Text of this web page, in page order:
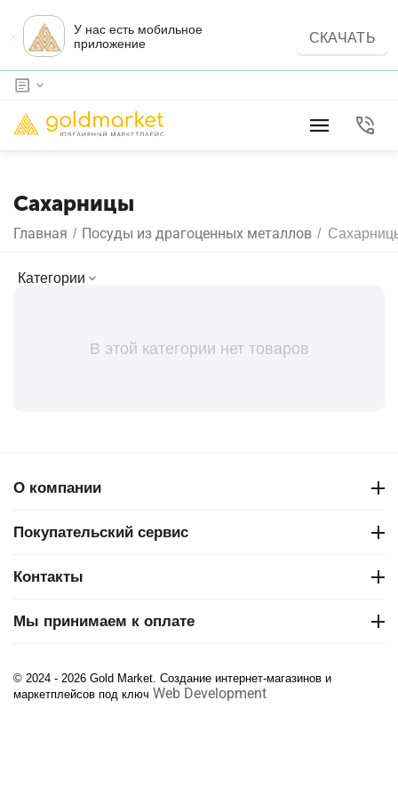
У нас есть мобильное
приложение
СКАЧАТЬ
Сахарницы
Главная / Посуды из драгоценных металлов /
Категории
В этой категории нет товаров
О компании
Покупательский сервис
Контакты
Мы принимаем к оплате
© 2024 - 2026 Gold Market. Создание интернет-магазинов и
маркетплейсов под ключ Web Development